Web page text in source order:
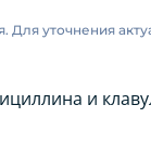
уточнения
и